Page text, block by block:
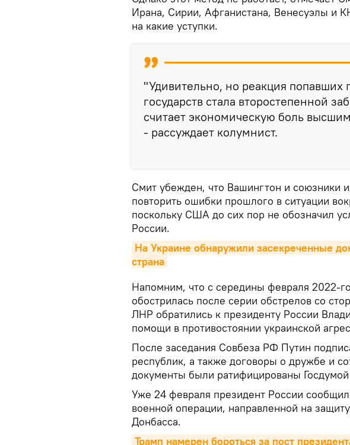
Ирана, Сирии, Афганистана, Венесуэлы и
на какие уступки.
"Удивительно, но реакция попавших
государств стала второстепенной
считает экономическую боль
- рассуждает колумнист.
Смит убежден, что Вашингтон и союзники
повторить ошибки прошлого в ситуации
поскольку США до сих пор не обозначил
России.
На Украине обнаружили засекреченные
страна
Напомним, что с середины февраля 2022-
обострилась после серии обстрелов со
ЛНР обратились к президенту России
помощи в противостоянии украинской
После заседания Совбеза РФ Путин
республик, а также договоры о дружбе и
документы были ратифицированы
Уже 24 февраля президент России
военной операции, направленной на
Донбасса.
Трамп намерен бороться за пост